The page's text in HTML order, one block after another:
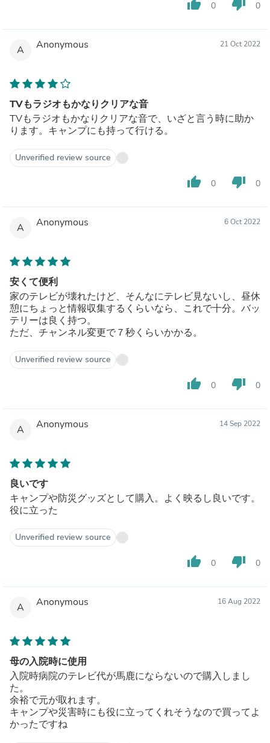
thumb_up 0 thumb_down 0
A Anonymous 21 Oct 2022
TVもラジオもかなりクリアな音
TVもラジオもかなりクリアな音で、いざと言う時に助か
ります。キャンプにも持って行ける。
Unverified review source
thumb_up 0 thumb_down 0
A Anonymous 6 Oct 2022
安くて便利
家のテレビが壊れたけど、そんなにテレビ見ないし、昼休
憩にちょっと情報収集するくらいなら、これで十分。バッ
テリーは良く持つ。
ただ、チャンネル変更で７秒くらいかかる。
Unverified review source
thumb_up 0 thumb_down 0
A Anonymous 14 Sep 2022
良いです
キャンプや防災グッズとして購入。よく映るし良いです。
役に立った
Unverified review source
thumb_up 0 thumb_down 0
A Anonymous 16 Aug 2022
母の入院時に使用
入院時病院のテレビ代が馬鹿にならないので購入しまし
た。
余裕で元が取れます。
キャンプや災害時にも役に立ってくれそうなので買ってよ
かったですね